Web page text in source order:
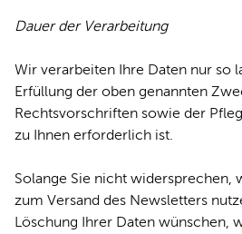
Dauer der Verarbeitung
Wir verarbeiten Ihre Daten nur so
Erfüllung der oben genannten
Rechtsvorschriften sowie der
zu Ihnen erforderlich ist.
Solange Sie nicht widersprechen,
zum Versand des Newsletters
Löschung Ihrer Daten wünschen,